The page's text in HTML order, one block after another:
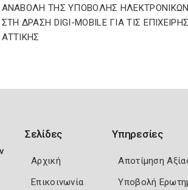
ΑΝΑΒΟΛΗ ΤΗΣ ΥΠΟΒΟΛΗΣ
ΣΤΗ ΔΡΑΣΗ DIGI-MOBILE ΓΙΑ ΤΙΣ
ΑΤΤΙΚΗΣ
Σελίδες
Αρχική
Επικοινωνία
Υπηρεσίες
Αποτίμηση
Υποβολή